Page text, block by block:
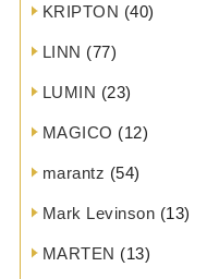
KRIPTON (40)
LINN (77)
LUMIN (23)
MAGICO (12)
marantz (54)
Mark Levinson (13)
MARTEN (13)